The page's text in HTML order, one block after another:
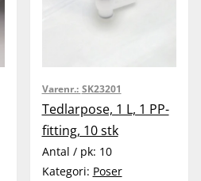
Varenr.: SK23201
Tedlarpose, 1 L, 1 PP-
fitting, 10 stk
Antal / pk: 10
Kategori: Poser